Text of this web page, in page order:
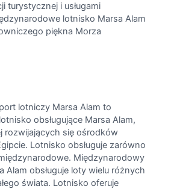
turystycznej i usługami
lotnisko Marsa Alam
piękna Morza
lotniczy Marsa Alam to
obsługujące Marsa Alam,
rozwijających się ośrodków
Lotnisko obsługuje zarówno
Międzynarodowy
Alam obsługuje loty wielu różnych
świata. Lotnisko oferuje